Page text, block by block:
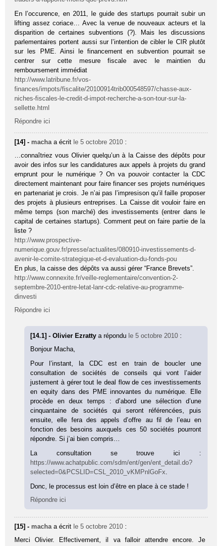
En l’occurence, en 2011, le guide des startups pourrait subir un
lifting assez coriace… Avec la venue de nouveaux acteurs et la
disparition de certaines subventions (?). Mais les discussions
parlementaires portent aussi sur l’intention de cibler le CIR plutôt
sur les PME. Ainsi le financement en subvention pourrait se
centrer sur cette mesure fiscale avec le maintien du
remboursement immédiat
http://www.latribune.fr/vos-
finances/impots/fiscalite/20100914trib000548597/chasse-aux-
niches-fiscales-le-credit-d-impot-recherche-a-son-tour-sur-la-
sellette.html
Répondre ici
[14] - macha a écrit le 5 octobre 2010 :
…connaîtriez vous Olivier quelqu’un à la Caisse des dépôts pour
avoir des infos sur les candidatures aux appels à projets du grand
emprunt pour le numérique ? On va pouvoir contacter la CDC
directement maintenant pour faire financer ses projets numériques
en partenariat je crois. Je n’ai pas l’impresison qu’il faille proposer
des projets à plusieurs entreprises. La Caisse dit vouloir faire en
même temps (son marché) des investissements (entrer dans le
capital de certaines startups). Comment peut on faire partie de la
liste ?
http://www.prospective-
numerique.gouv.fr/presse/actualites/080910-investissements-d-
avenir-le-comite-strategique-et-d-evaluation-du-fonds-pou
En plus, la caisse des dépôts va aussi gérer “France Brevets”.
http://www.connexite.fr/veille-reglementaire/convention-2-
septembre-2010-entre-letat-lanr-cdc-relative-au-programme-
dinvesti
Répondre ici
[14.1] - Olivier Ezrattya répondu le 5 octobre 2010 :
Bonjour Macha,
Pour l’instant, la CDC est en train de boucler une
consultation de sociétés de conseils qui vont l’aider
justement à gérer tout le deal flow de ces investissements
en equity dans des PME innovantes du numérique. Elle
procède en deux temps : d’abord une sélection d’une
cinquantaine de sociétés qui seront référencées, puis
ensuite, elle fera des appels d’offre au fil de l’eau en
fonction des besoins auxquels ces 50 sociétés pourront
répondre. Si j’ai bien compris…
La consultation se trouve ici :
https://www.achatpublic.com/sdm/ent/gen/ent_detail.do?
selected=0&PCSLID=CSL_2010_vKMPnlGoFx
Donc, le processus est loin d’être en place à ce stade !
Répondre ici
[15] - macha a écrit le 5 octobre 2010 :
Merci Olivier. Effectivement, il va falloir attendre encore. Je